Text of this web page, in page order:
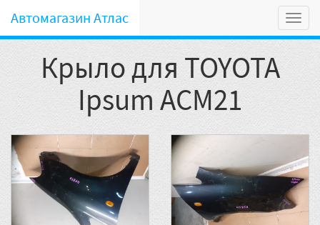
Автомагазин Атлас
Крыло для TOYOTA
Ipsum ACM21